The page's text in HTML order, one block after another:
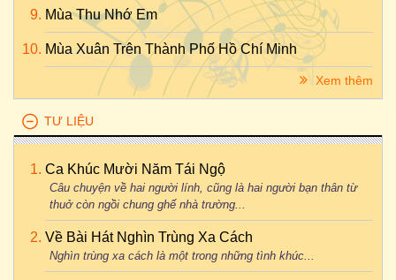
Mùa Thu Nhớ Em
Mùa Xuân Trên Thành Phố Hồ Chí Minh
Xem thêm
TƯ LIỆU
Ca Khúc Mười Năm Tái Ngộ
Câu chuyện về hai người lính, cũng là hai người bạn thân từ
thuở còn ngồi chung ghế nhà trường...
Về Bài Hát Nghìn Trùng Xa Cách
Nghìn trùng xa cách là một trong những tình khúc...